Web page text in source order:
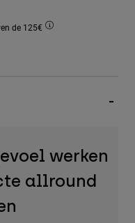
de 125€
werken
allround